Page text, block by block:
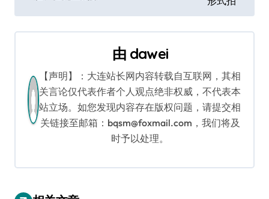
导
航
由 dawei
【声明】：大连站长网内容转载自互联网，其相
关言论仅代表作者个人观点绝非权威，不代表本
站立场。如您发现内容存在版权问题，请提交相
关链接至邮箱：bqsm@foxmail.com，我们将及
时予以处理。